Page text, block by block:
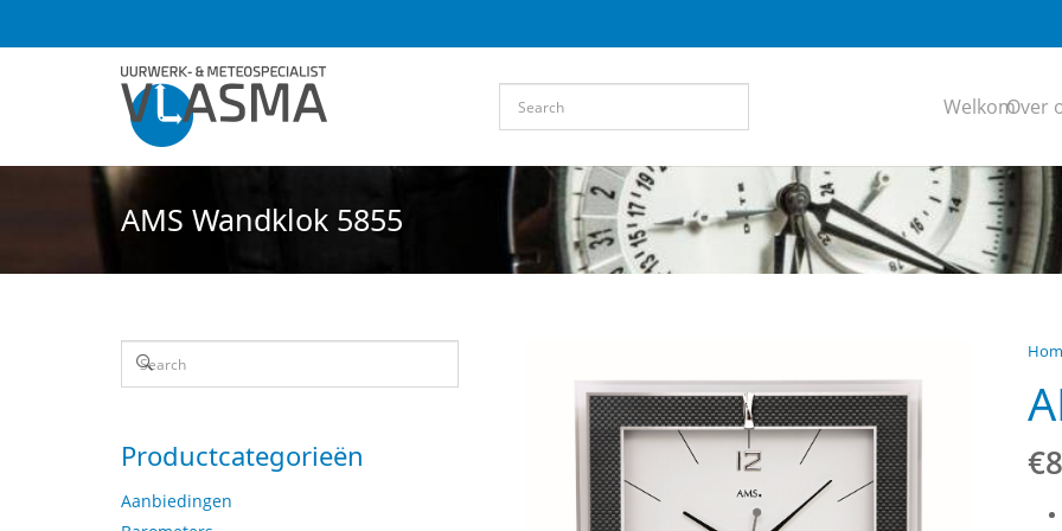
WelkomOver
AMS Wandklok 5855
€
Productcategorieën
Aanbiedingen